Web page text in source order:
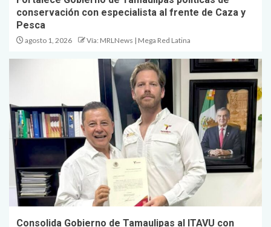
conservación con especialista al frente de Caza y
Pesca
agosto 1, 2026 Vía: MRLNews | Mega Red Latina
Consolida Gobierno de Tamaulipas al ITAVU con